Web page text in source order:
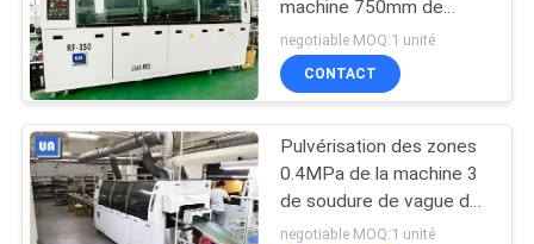
VR
PLAN
DU
SITE
Imprimante de pâte
de soudure
13
machine 750mm de
vague de pot de la
soudure 410kg
negotiable MOQ:1 unité
CONTACT
Pulvérisation des zones
0.4MPa de la machine 3
de soudure de vague de
1650KG SMT
negotiable MOQ:1 unité